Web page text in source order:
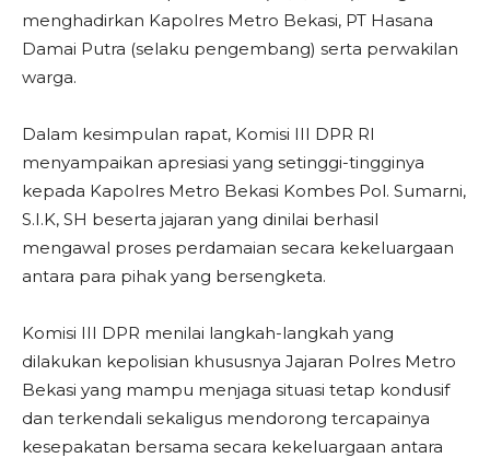
menghadirkan Kapolres Metro Bekasi, PT Hasana
Damai Putra (selaku pengembang) serta perwakilan
warga.
Dalam kesimpulan rapat, Komisi III DPR RI
menyampaikan apresiasi yang setinggi-tingginya
kepada Kapolres Metro Bekasi Kombes Pol. Sumarni,
S.I.K, SH beserta jajaran yang dinilai berhasil
mengawal proses perdamaian secara kekeluargaan
antara para pihak yang bersengketa.
Komisi III DPR menilai langkah-langkah yang
dilakukan kepolisian khususnya Jajaran Polres Metro
Bekasi yang mampu menjaga situasi tetap kondusif
dan terkendali sekaligus mendorong tercapainya
kesepakatan bersama secara kekeluargaan antara